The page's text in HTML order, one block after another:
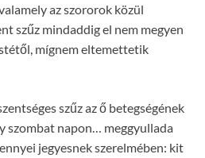
az szororok közül
szűz mindaddig el nem megyen
mígnem eltemettetik
szűz az ő betegségének
szombat napon… meggyullada
jegyesnek szerelmében: kit